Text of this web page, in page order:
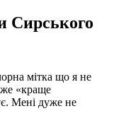
Сирського
мітка що я не
«краще
Мені дуже не